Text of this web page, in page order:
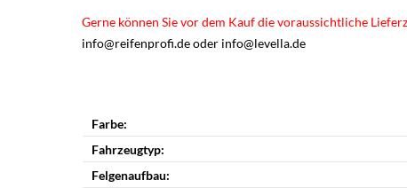
Gerne können Sie vor dem Kauf die voraussichtliche
info@reifenprofi.de oder info@levella.de
Farbe:
Fahrzeugtyp:
Felgenaufbau: